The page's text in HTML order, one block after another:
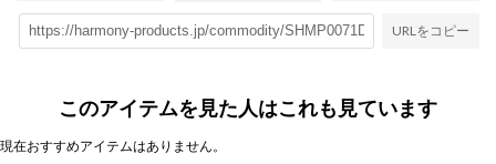
URLをコピー
このアイテムを見た人はこれも見ています
現在おすすめアイテムはありません。